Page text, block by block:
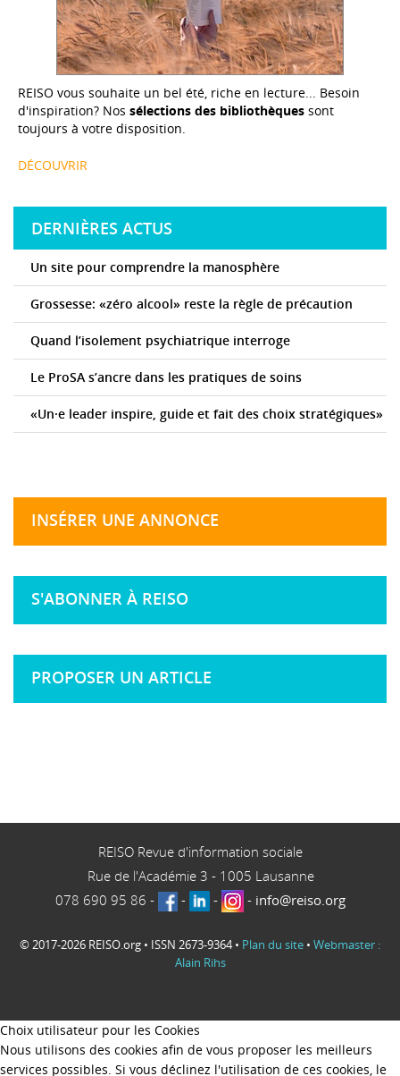
REISO vous souhaite un bel été, riche en lecture... Besoin
d'inspiration? Nos sélections des bibliothèques sont
toujours à votre disposition.
DÉCOUVRIR
DERNIÈRES ACTUS
Un site pour comprendre la manosphère
Grossesse: «zéro alcool» reste la règle de précaution
Quand l’isolement psychiatrique interroge
Le ProSA s’ancre dans les pratiques de soins
«Un·e leader inspire, guide et fait des choix stratégiques»
INSÉRER UNE ANNONCE
S'ABONNER À REISO
PROPOSER UN ARTICLE
REISO Revue d'information sociale
Rue de l'Académie 3 - 1005 Lausanne
078 690 95 86 - - - - info@reiso.org
© 2017-2026 REISO.org • ISSN 2673-9364 • Plan du site • Webmaster :
Alain Rihs
Choix utilisateur pour les Cookies
Nous utilisons des cookies afin de vous proposer les meilleurs
services possibles. Si vous déclinez l'utilisation de ces cookies, le